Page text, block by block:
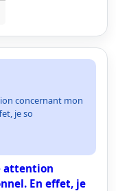
concernant mon
je so
attention
En effet, je